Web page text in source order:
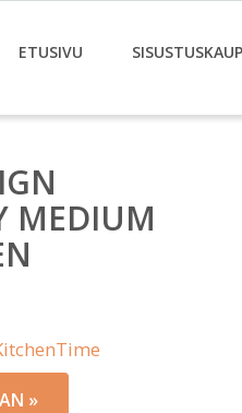
ETUSIVU
MEDIUM
»